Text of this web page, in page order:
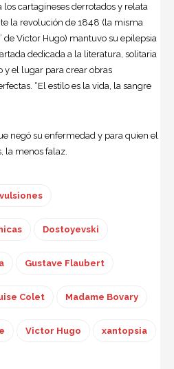
cartagineses derrotados y relata
la revolución de 1848 (la misma
de Victor Hugo) mantuvo su epilepsia
dedicada a la literatura, solitaria
y el lugar para crear obras
“El estilo es la vida, la sangre
negó su enfermedad y para quien el
la menos falaz.
Dostoyevski
Gustave Flaubert
Colet Madame Bovary
Victor Hugo xantopsia